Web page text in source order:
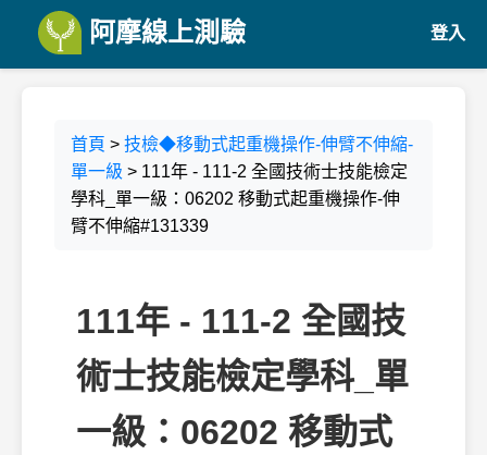
阿摩線上測驗 登入
首頁 > 技檢◆移動式起重機操作-伸臂不伸縮-
單一級 > 111年 - 111-2 全國技術士技能檢定
學科_單一級：06202 移動式起重機操作-伸
臂不伸縮#131339
111年 - 111-2 全國技
術士技能檢定學科_單
一級：06202 移動式